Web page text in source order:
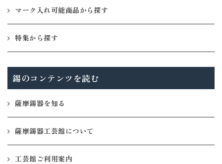
マーク入れ可能商品から探す
特集から探す
錫のコンテンツを読む
薩摩錫器を知る
薩摩錫器工芸館について
工芸館ご利用案内